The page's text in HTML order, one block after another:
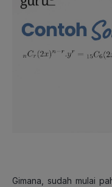
Gimana, sudah mulai